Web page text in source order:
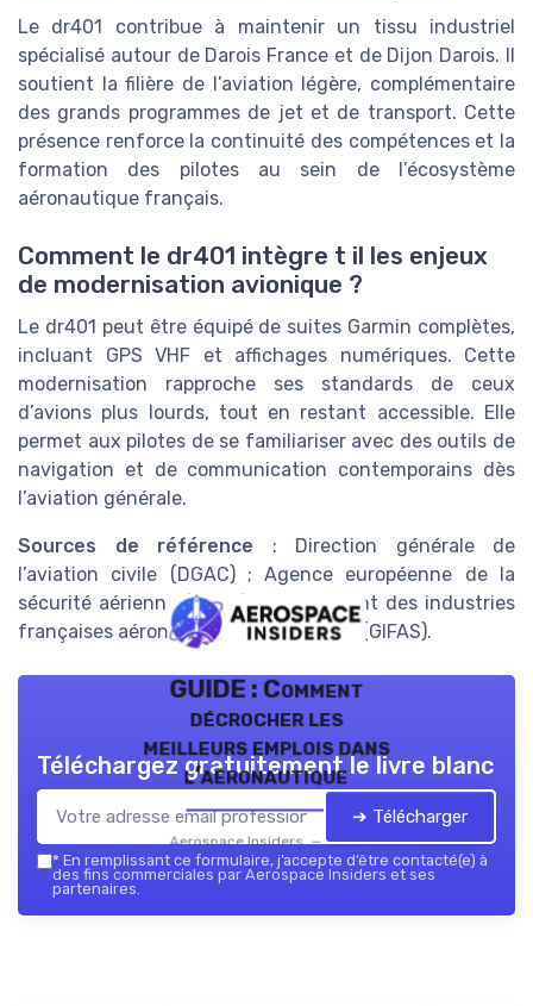
Le dr401 contribue à maintenir un tissu industriel
spécialisé autour de Darois France et de Dijon Darois. Il
soutient la filière de l’aviation légère, complémentaire
des grands programmes de jet et de transport. Cette
présence renforce la continuité des compétences et la
formation des pilotes au sein de l’écosystème
aéronautique français.
Comment le dr401 intègre t il les enjeux
de modernisation avionique ?
Le dr401 peut être équipé de suites Garmin complètes,
incluant GPS VHF et affichages numériques. Cette
modernisation rapproche ses standards de ceux
d’avions plus lourds, tout en restant accessible. Elle
permet aux pilotes de se familiariser avec des outils de
navigation et de communication contemporains dès
l’aviation générale.
Sources de référence : Direction générale de
l’aviation civile (DGAC) ; Agence européenne de la
sécurité aérienne (EASA) ; Groupement des industries
françaises aéronautiques et spatiales (GIFAS).
GUIDE : Comment
décrocher les
meilleurs emplois dans
l’aéronautique
Aerospace Insiders — 2026
Téléchargez gratuitement le livre blanc
➔ Télécharger
* En remplissant ce formulaire, j’accepte d’être contacté(e) à
des fins commerciales par Aerospace Insiders et ses
partenaires.